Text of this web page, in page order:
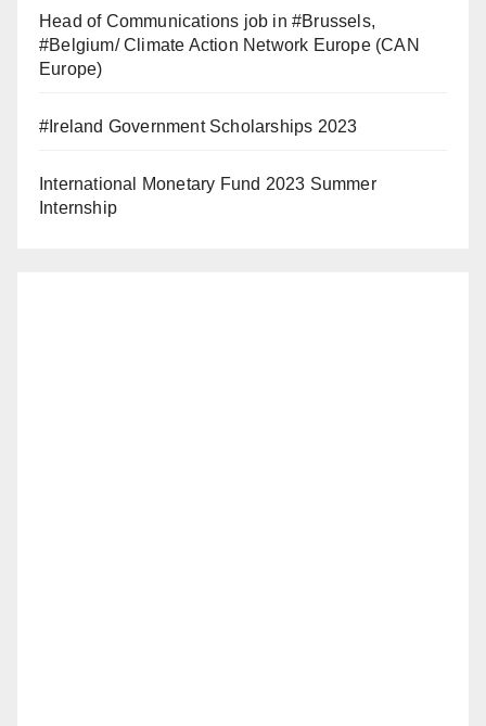
Head of Communications job in #Brussels,
#Belgium/ Climate Action Network Europe (CAN
Europe)
#Ireland Government Scholarships 2023
International Monetary Fund 2023 Summer
Internship